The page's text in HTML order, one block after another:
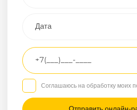
Грузовой
Транспортное
средство
Седан
/
Соглашаюсь на обработку моих